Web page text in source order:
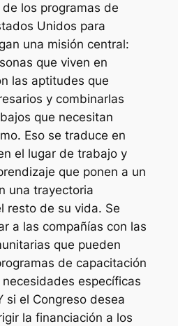
los programas de
Unidos para
una misión central:
que viven en
las aptitudes que
y combinarlas
que necesitan
Eso se traduce en
el lugar de trabajo y
que ponen a un
una trayectoria
resto de su vida. Se
a las compañías con las
que pueden
de capacitación
específicas
si el Congreso desea
la financiación a los